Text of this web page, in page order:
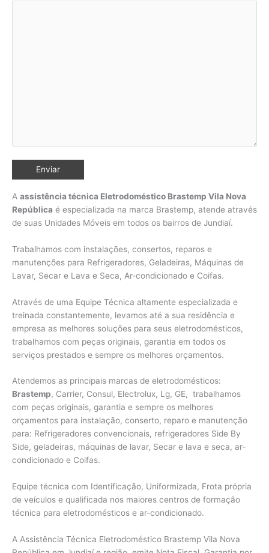
A assistência técnica Eletrodoméstico Brastemp Vila Nova
República é especializada na marca Brastemp, atende através
de suas Unidades Móveis em todos os bairros de Jundiaí.
Trabalhamos com instalações, consertos, reparos e
manutenções para Refrigeradores, Geladeiras, Máquinas de
Lavar, Secar e Lava e Seca, Ar-condicionado e Coifas.
Através de uma Equipe Técnica altamente especializada e
treinada constantemente, levamos até a sua residência e
empresa as melhores soluções para seus eletrodomésticos,
trabalhamos com peças originais, garantia em todos os
serviços prestados e sempre os melhores orçamentos.
Atendemos as principais marcas de eletrodomésticos:
Brastemp, Carrier, Consul, Electrolux, Lg, GE, trabalhamos
com peças originais, garantia e sempre os melhores
orçamentos para instalação, conserto, reparo e manutenção
para: Refrigeradores convencionais, refrigeradores Side By
Side, geladeiras, máquinas de lavar, Secar e lava e seca, ar-
condicionado e Coifas.
Equipe técnica com Identificação, Uniformizada, Frota própria
de veículos e qualificada nos maiores centros de formação
técnica para eletrodomésticos e ar-condicionado.
A Assistência Técnica Eletrodoméstico Brastemp Vila Nova